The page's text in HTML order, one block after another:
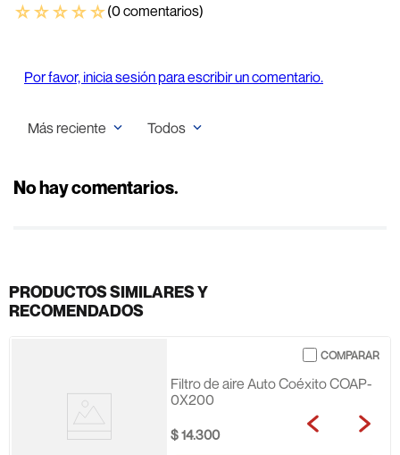
☆☆☆☆☆(0 comentarios)
Por favor, inicia sesión para escribir un comentario.
Más reciente Todos
No hay comentarios.
PRODUCTOS SIMILARES Y
RECOMENDADOS
Filtro de aire Auto Coéxito COAP-
0X200
$14.300